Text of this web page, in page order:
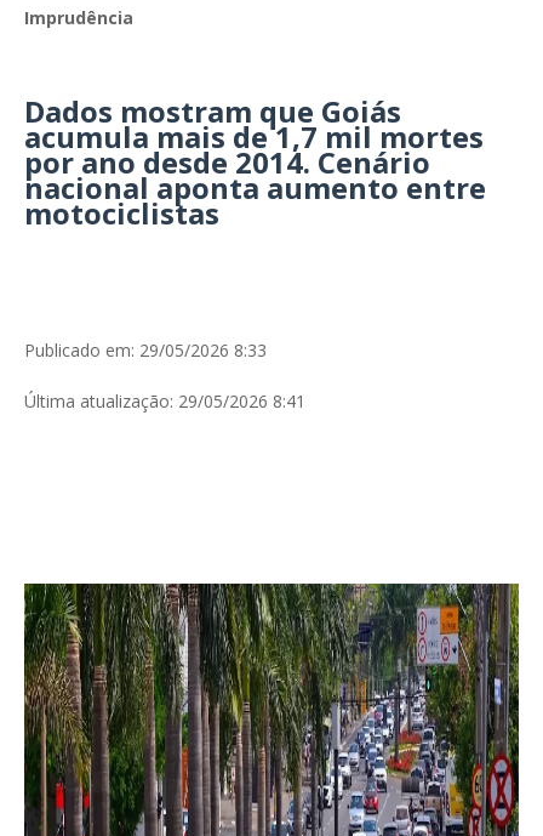
Imprudência
Dados mostram que Goiás
acumula mais de 1,7 mil mortes
por ano desde 2014. Cenário
nacional aponta aumento entre
motociclistas
Publicado em: 29/05/2026 8:33
Última atualização: 29/05/2026 8:41